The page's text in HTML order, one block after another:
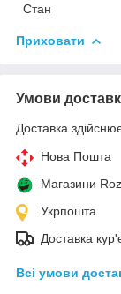
Стан
Приховати
Умови
Доставка
Нова Пошта
Магазини
Укрпошта
Доставка
Всі умови